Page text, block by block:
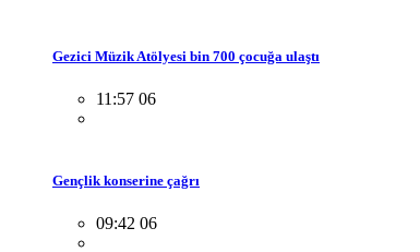
Gezici Müzik Atölyesi bin 700 çocuğa ulaştı
11:57 06
Gençlik konserine çağrı
09:42 06